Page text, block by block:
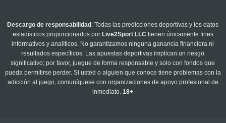
Descargo de responsabilidad : Todas las predicciones deportivas y los datos
estadísticos proporcionados por Live2Sport LLC tienen únicamente fines
informativos y analíticos. No garantizamos ninguna ganancia financiera ni
resultados específicos. Las apuestas deportivas implican un riesgo
significativo; por favor, juegue de forma responsable y solo con fondos que
pueda permitirse perder. Si usted o alguien que conoce tiene problemas con la
adicción al juego, comuníquese con organizaciones de apoyo profesional de
inmediato.18+